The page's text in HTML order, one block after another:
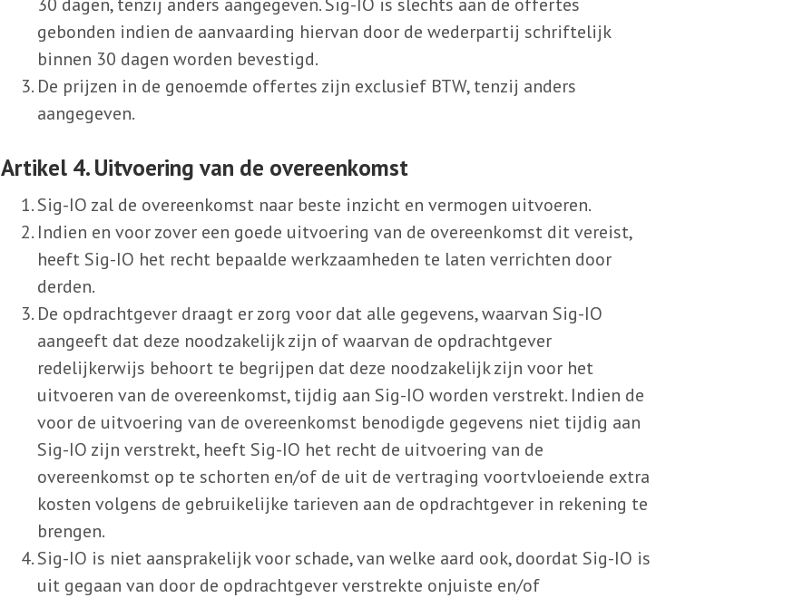
gebonden indien de aanvaarding hiervan door de wederpartij schriftelijk
binnen 30 dagen worden bevestigd.
De prijzen in de genoemde offertes zijn exclusief BTW, tenzij anders
aangegeven.
Artikel 4. Uitvoering van de overeenkomst
Sig-IO zal de overeenkomst naar beste inzicht en vermogen uitvoeren.
Indien en voor zover een goede uitvoering van de overeenkomst dit vereist,
heeft Sig-IO het recht bepaalde werkzaamheden te laten verrichten door
derden.
De opdrachtgever draagt er zorg voor dat alle gegevens, waarvan Sig-IO
aangeeft dat deze noodzakelijk zijn of waarvan de opdrachtgever
redelijkerwijs behoort te begrijpen dat deze noodzakelijk zijn voor het
uitvoeren van de overeenkomst, tijdig aan Sig-IO worden verstrekt. Indien de
voor de uitvoering van de overeenkomst benodigde gegevens niet tijdig aan
Sig-IO zijn verstrekt, heeft Sig-IO het recht de uitvoering van de
overeenkomst op te schorten en/of de uit de vertraging voortvloeiende extra
kosten volgens de gebruikelijke tarieven aan de opdrachtgever in rekening te
brengen.
Sig-IO is niet aansprakelijk voor schade, van welke aard ook, doordat Sig-IO is
uit gegaan van door de opdrachtgever verstrekte onjuiste en/of